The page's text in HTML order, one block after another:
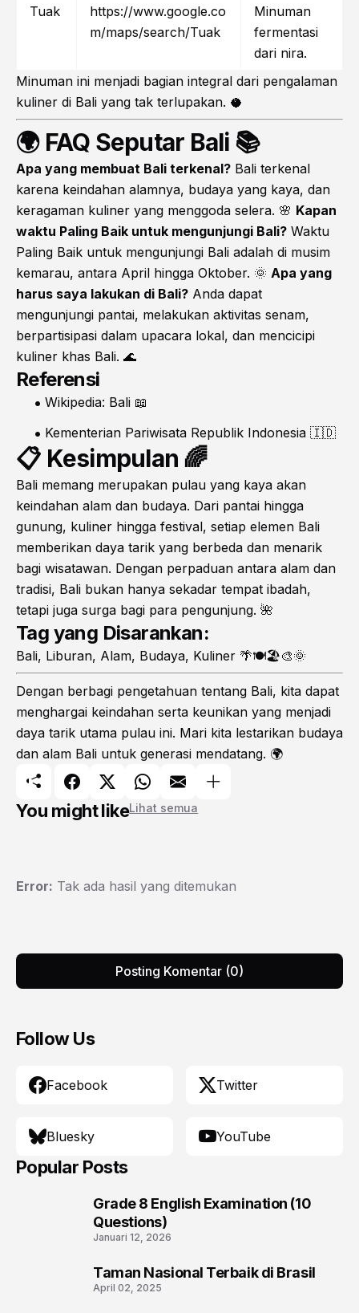
Tuak
https://www.google.co
m/maps/search/Tuak
Minuman
fermentasi
dari nira.
Minuman ini menjadi bagian integral dari pengalaman
kuliner di Bali yang tak terlupakan. 🥥
🌍 FAQ Seputar Bali 📚
Apa yang membuat Bali terkenal? Bali terkenal
karena keindahan alamnya, budaya yang kaya, dan
keragaman kuliner yang menggoda selera. 🌸 Kapan
waktu Paling Baik untuk mengunjungi Bali? Waktu
Paling Baik untuk mengunjungi Bali adalah di musim
kemarau, antara April hingga Oktober. 🌞 Apa yang
harus saya lakukan di Bali? Anda dapat
mengunjungi pantai, melakukan aktivitas senam,
berpartisipasi dalam upacara lokal, dan mencicipi
kuliner khas Bali. 🌊
Referensi
Wikipedia: Bali 📖
Kementerian Pariwisata Republik Indonesia 🇮🇩
📋 Kesimpulan 🌈
Bali memang merupakan pulau yang kaya akan
keindahan alam dan budaya. Dari pantai hingga
gunung, kuliner hingga festival, setiap elemen Bali
memberikan daya tarik yang berbeda dan menarik
bagi wisatawan. Dengan perpaduan antara alam dan
tradisi, Bali bukan hanya sekadar tempat ibadah,
tetapi juga surga bagi para pengunjung. 🌺
Tag yang Disarankan:
Bali, Liburan, Alam, Budaya, Kuliner 🌴🍽️🏖️🎨🌞
Dengan berbagi pengetahuan tentang Bali, kita dapat
menghargai keindahan serta keunikan yang menjadi
daya tarik utama pulau ini. Mari kita lestarikan budaya
dan alam Bali untuk generasi mendatang. 🌍
You might likeLihat semua
Error: Tak ada hasil yang ditemukan
Posting Komentar (0)
Follow Us
Facebook Twitter
Bluesky YouTube
Popular Posts
Grade 8 English Examination (10
Questions)
Januari 12, 2026
Taman Nasional Terbaik di Brasil
April 02, 2025